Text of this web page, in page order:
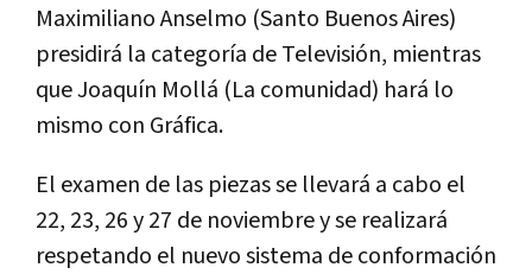
Maximiliano Anselmo (Santo Buenos Aires)
presidirá la categorí­a de Televisión, mientras
que Joaquí­n Mollá (La comunidad) hará lo
mismo con Gráfica.
El examen de las piezas se llevará a cabo el
22, 23, 26 y 27 de noviembre y se realizará
respetando el nuevo sistema de conformación